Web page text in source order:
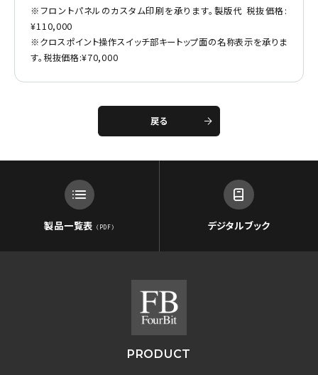
※フロントパネルのカスタム印刷を承ります。製版代 税抜価格:
¥110,000
※クロスポイント操作スイッチ部キートップ面の名称表示を承りま
す。税抜価格:¥70,000
戻る
製品一覧表 （PDF） デジタルブック
PRODUCT